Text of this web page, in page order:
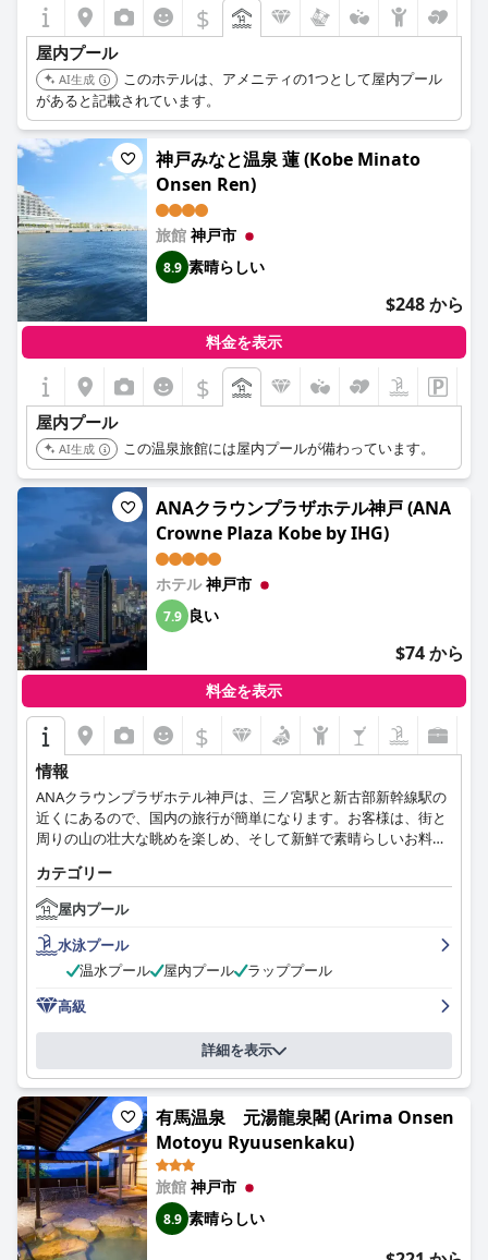
$
屋内プール
AI生成
このホテルは、アメニティの1つとして屋内プール
があると記載されています。
神戸みなと温泉 蓮 (Kobe Minato
Onsen Ren)
旅館 神戸市
8.9 素晴らしい
$248 から
料金を表示
$
屋内プール
AI生成 この温泉旅館には屋内プールが備わっています。
ANAクラウンプラザホテル神戸 (ANA
Crowne Plaza Kobe by IHG)
ホテル神戸市
7.9 良い
$74 から
料金を表示
$
情報
ANAクラウンプラザホテル神戸は、三ノ宮駅と新古部新幹線駅の
近くにあるので、国内の旅行が簡単になります。お客様は、街と
周りの山の壮大な眺めを楽しめ、そして新鮮で素晴らしいお料理
カテゴリー
屋内プール
水泳プール
温水プール
屋内プール
ラッププール
高級
詳細を表示
有馬温泉 元湯龍泉閣 (Arima Onsen
Motoyu Ryuusenkaku)
旅館 神戸市
8.9 素晴らしい